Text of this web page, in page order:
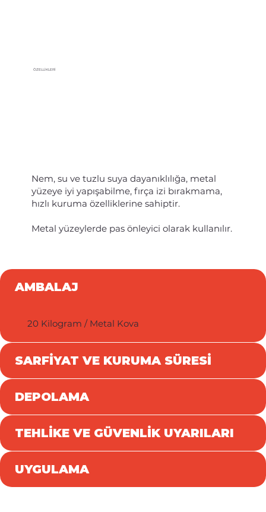
ÖZELLİKLERİ
Nem, su ve tuzlu suya dayanıklılığa, metal
yüzeye iyi yapışabilme, fırça izi bırakmama,
hızlı kuruma özelliklerine sahiptir.
Metal yüzeylerde pas önleyici olarak kullanılır.
AMBALAJ
20 Kilogram / Metal Kova
SARFİYAT VE KURUMA SÜRESİ
DEPOLAMA
TEHLİKE VE GÜVENLİK UYARILARI
UYGULAMA